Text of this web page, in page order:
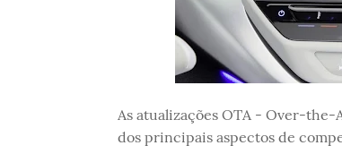
As atualizações OTA - Over-the-
dos principais aspectos de